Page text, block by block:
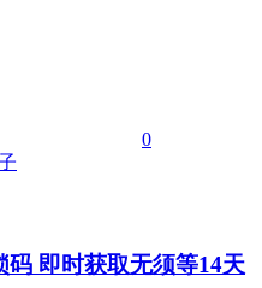
0
即时获取无须等14天